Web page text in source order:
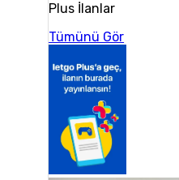
Plus İlanlar
Tümünü Gör